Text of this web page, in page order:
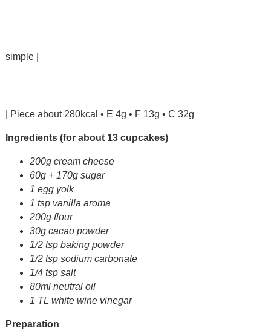
simple |
| Piece about 280kcal • E 4g • F 13g • C 32g
Ingredients (for about 13 cupcakes)
200g cream cheese
60g + 170g sugar
1 egg yolk
1 tspvanilla aroma
200g flour
30g cacao powder
1/2 tspbaking powder
1/2 tspsodium carbonate
1/4 tsp salt
80ml neutral oil
1 TL white wine vinegar
Preparation